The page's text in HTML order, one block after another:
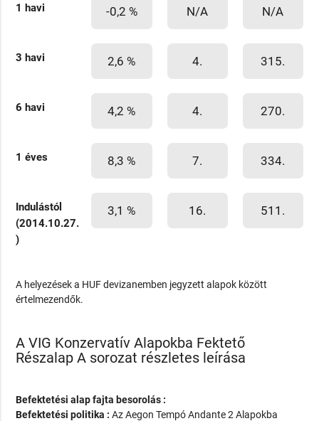
1 havi -0,2 % N/A N/A
3 havi 2,6 % 4. 315.
6 havi 4,2 % 4. 270.
1 éves 8,3 % 7. 334.
Indulástól
(2014.10.27.
)
3,1 % 16. 511.
A helyezések a HUF devizanemben jegyzett alapok között
értelmezendők.
A VIG Konzervatív Alapokba Fektető
Részalap A sorozat részletes leírása
Befektetési alap fajta besorolás :
Befektetési politika :Az Aegon Tempó Andante 2 Alapokba